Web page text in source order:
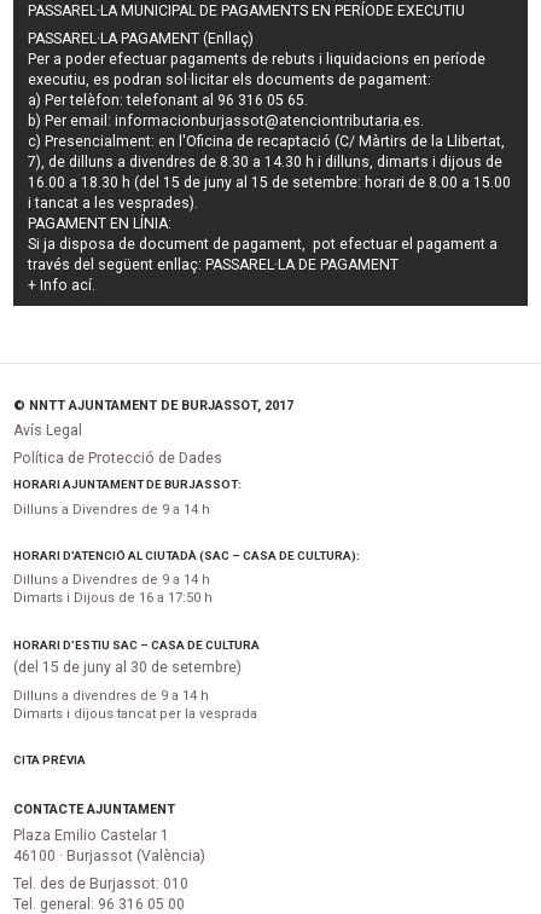
PASSAREL·LA MUNICIPAL DE PAGAMENTS EN PERÍODE EXECUTIU
PASSAREL·LA PAGAMENT (Enllaç)
Per a poder efectuar pagaments derebuts i liquidacions en període
executiu, es podran sol·licitar els documents de pagament:
a) Per telèfon: telefonant al 96 316 05 65.
b) Per email:informacionburjassot@atenciontributaria.es.
c) Presencialment: en l'Oficina de recaptació (C/ Màrtirs de la Llibertat,
7), de dilluns a divendres de 8.30 a 14.30 h i dilluns, dimarts i dijous de
16.00 a 18.30 h (del 15 de juny al 15 de setembre: horari de 8.00 a 15.00
i tancat a les vesprades).
PAGAMENT EN LÍNIA:
Si ja disposa de document de pagament, pot efectuar el pagament a
través del següent enllaç: PASSAREL·LA DE PAGAMENT
+ Info ací.
© NNTT AJUNTAMENT DE BURJASSOT, 2017
Avís Legal
Política de Protecció de Dades
HORARI AJUNTAMENT DE BURJASSOT:
Dilluns a Divendres de 9 a 14 h
HORARI D’ATENCIÓ AL CIUTADÀ (SAC – CASA DE CULTURA):
Dilluns a Divendres de 9 a 14 h
Dimarts i Dijous de 16 a 17:50 h
HORARI D’ESTIU SAC – CASA DE CULTURA
(del 15 de juny al 30 de setembre)
Dilluns a divendres de 9 a 14 h
Dimarts i dijous tancat per la vesprada
CITA PRÈVIA
CONTACTE AJUNTAMENT
Plaza Emilio Castelar 1
46100 · Burjassot (València)
Tel. des de Burjassot: 010
Tel. general: 96 316 05 00